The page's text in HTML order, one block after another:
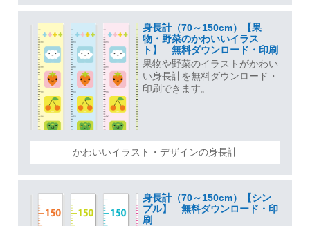
身長計（70～150cm）【果
物・野菜のかわいいイラス
ト】 無料ダウンロード・印刷
果物や野菜のイラストがかわい
い身長計を無料ダウンロード・
印刷できます。
かわいいイラスト・デザインの身長計
身長計（70～150cm）【シン
プル】 無料ダウンロード・印
刷